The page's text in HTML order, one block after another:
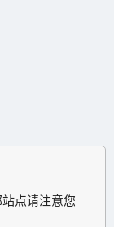
点请注意您